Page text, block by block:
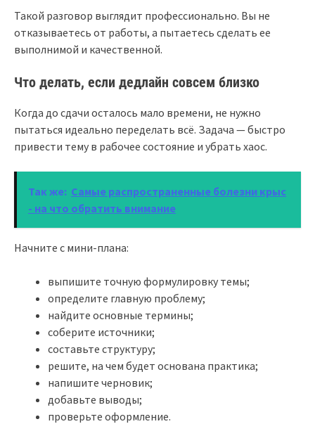
Такой разговор выглядит профессионально. Вы не
отказываетесь от работы, а пытаетесь сделать ее
выполнимой и качественной.
Что делать, если дедлайн совсем близко
Когда до сдачи осталось мало времени, не нужно
пытаться идеально переделать всё. Задача — быстро
привести тему в рабочее состояние и убрать хаос.
Так же: Самые распространенные болезни крыс
- на что обратить внимание
Начните с мини-плана:
выпишите точную формулировку темы;
определите главную проблему;
найдите основные термины;
соберите источники;
составьте структуру;
решите, на чем будет основана практика;
напишите черновик;
добавьте выводы;
проверьте оформление.